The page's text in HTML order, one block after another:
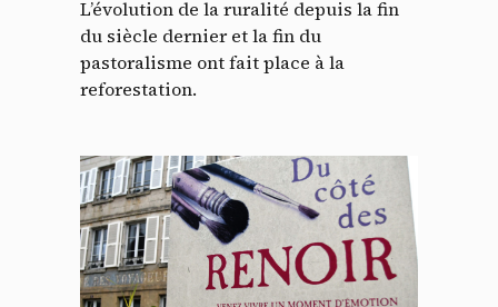
L’évolution de la ruralité depuis la fin
du siècle dernier et la fin du
pastoralisme ont fait place à la
reforestation.
Panneau de gestion des
En autorisant ces services tiers, vous acceptez le dépôt et la
lecture de cookies et l'utilisation de technologies de suivi
nécessaires à leur bon fonctionnement.
Politique de confidentialité